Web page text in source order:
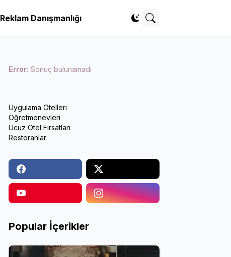
Reklam Danışmanlığı
Error: Sonuç bulunamadı
Uygulama Otelleri
Öğretmenevleri
Ucuz Otel Fırsatları
Restoranlar
Popular İçerikler